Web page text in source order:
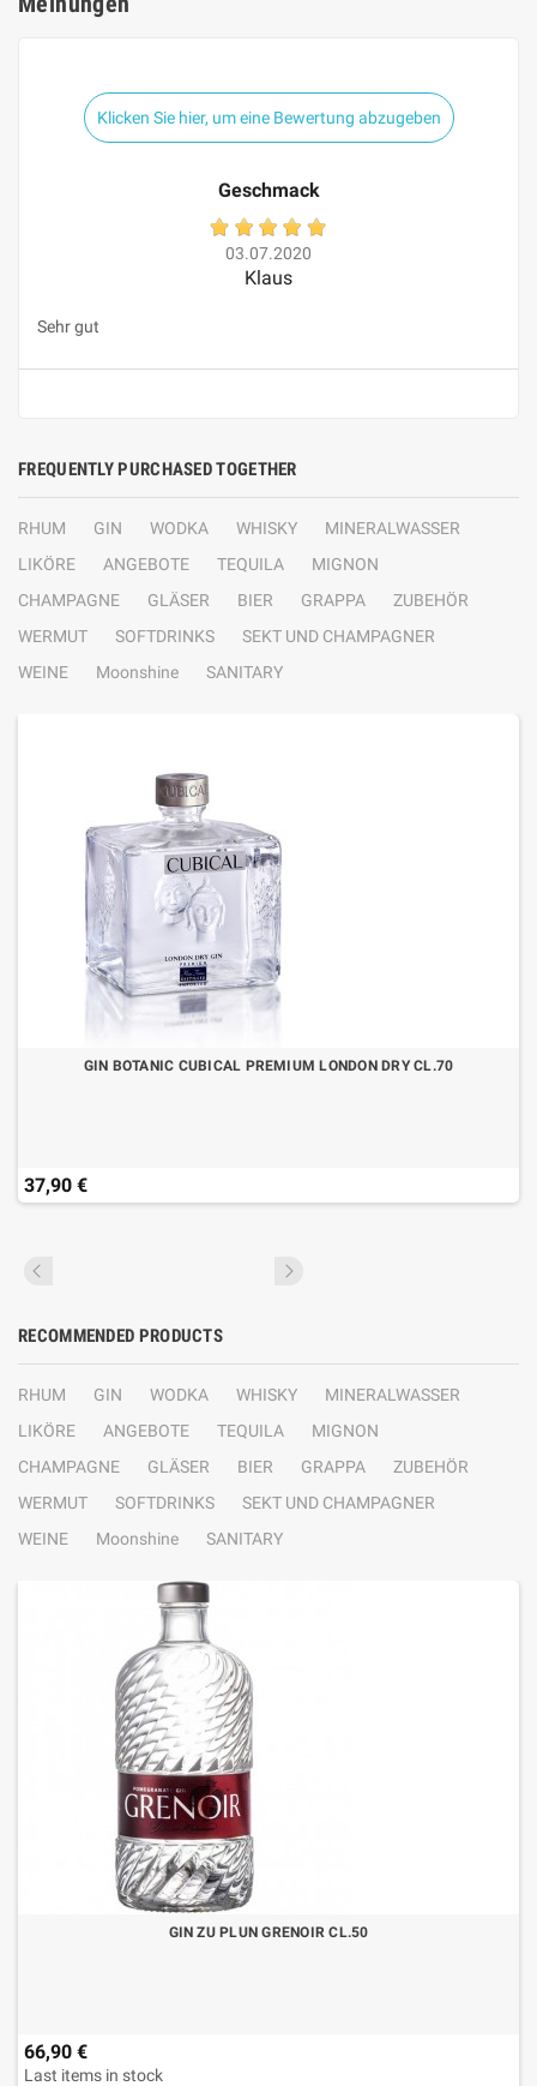
Klicken Sie hier, um eine Bewertung abzugeben
Geschmack
03.07.2020
Klaus
Sehr gut
FREQUENTLY PURCHASED TOGETHER
RHUM GIN WODKA WHISKY
MINERALWASSER
LIKÖRE
ANGEBOTE TEQUILA
MIGNON
CHAMPAGNE
GLÄSER BIER GRAPPA
ZUBEHÖR
WERMUT
SOFTDRINKS
SEKT UND CHAMPAGNER
WEINE
Moonshine SANITARY
GIN BOTANIC CUBICAL PREMIUM LONDON DRY CL.70
37,90 €
RECOMMENDED PRODUCTS
RHUM GIN WODKA WHISKY
MINERALWASSER
LIKÖRE
ANGEBOTE TEQUILA
MIGNON
CHAMPAGNE
GLÄSER BIER GRAPPA
ZUBEHÖR
WERMUT
SOFTDRINKS
SEKT UND CHAMPAGNER
WEINE
Moonshine SANITARY
GIN ZU PLUN GRENOIR CL.50
66,90 €
Last items in stock